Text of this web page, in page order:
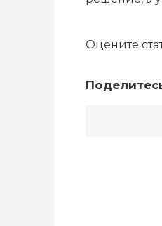
Оцените